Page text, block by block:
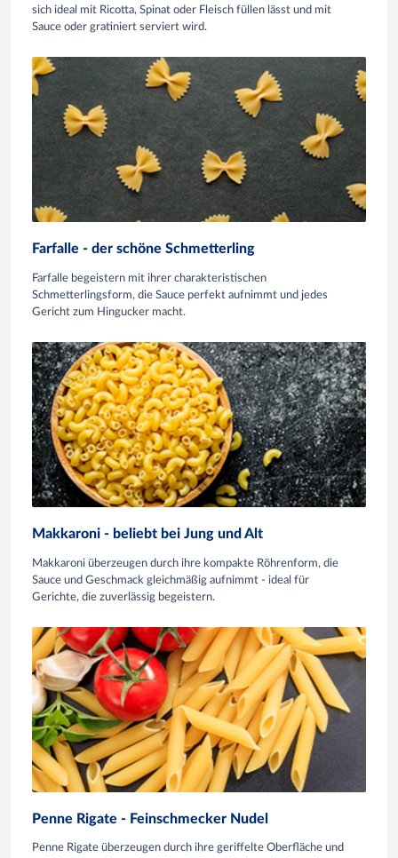
sich ideal mit Ricotta, Spinat oder Fleisch füllen lässt und mit
Sauce oder gratiniert serviert wird.
Farfalle - der schöne Schmetterling
Farfalle begeistern mit ihrer charakteristischen
Schmetterlingsform, die Sauce perfekt aufnimmt und jedes
Gericht zum Hingucker macht.
Makkaroni - beliebt bei Jung und Alt
Makkaroni überzeugen durch ihre kompakte Röhrenform, die
Sauce und Geschmack gleichmäßig aufnimmt - ideal für
Gerichte, die zuverlässig begeistern.
Penne Rigate - Feinschmecker Nudel
Penne Rigate überzeugen durch ihre geriffelte Oberfläche und